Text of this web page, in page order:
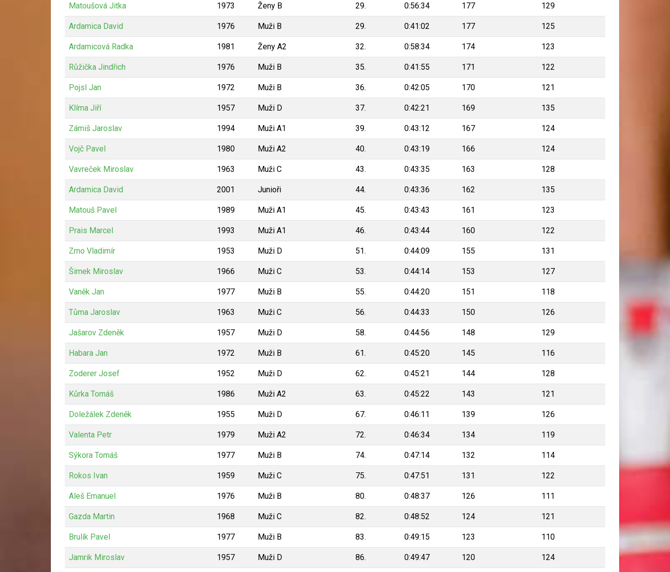
Matoušová Jitka 1973 Ženy B 29. 0:56:34 177 129
Ardamica David 1976 Muži B 29. 0:41:02 177 125
Ardamicová Radka 1981 Ženy A2 32. 0:58:34 174 123
Růžička Jindřich 1976 Muži B 35. 0:41:55 171 122
Pojsl Jan 1972 Muži B 36. 0:42:05 170 121
Klíma Jiří 1957 Muži D 37. 0:42:21 169 135
Zámiš Jaroslav 1994 Muži A1 39. 0:43:12 167 124
Vojč Pavel 1980 Muži A2 40. 0:43:19 166 124
Vavreček Miroslav 1963 Muži C 43. 0:43:35 163 128
Ardamica David 2001 Junioři 44. 0:43:36 162 135
Matouš Pavel 1989 Muži A1 45. 0:43:43 161 123
Prais Marcel 1993 Muži A1 46. 0:43:44 160 122
Zrno Vladimír 1953 Muži D 51. 0:44:09 155 131
Šimek Miroslav 1966 Muži C 53. 0:44:14 153 127
Vaněk Jan 1977 Muži B 55. 0:44:20 151 118
Tůma Jaroslav 1963 Muži C 56. 0:44:33 150 126
Jašarov Zdeněk 1957 Muži D 58. 0:44:56 148 129
Habara Jan 1972 Muži B 61. 0:45:20 145 116
Zoderer Josef 1952 Muži D 62. 0:45:21 144 128
Kůrka Tomáš 1986 Muži A2 63. 0:45:22 143 121
Doležálek Zdeněk 1955 Muži D 67. 0:46:11 139 126
Valenta Petr 1979 Muži A2 72. 0:46:34 134 119
Sýkora Tomáš 1977 Muži B 74. 0:47:14 132 114
Rokos Ivan 1959 Muži C 75. 0:47:51 131 122
Aleš Emanuel 1976 Muži B 80. 0:48:37 126 111
Gazda Martin 1968 Muži C 82. 0:48:52 124 121
Brulík Pavel 1977 Muži B 83. 0:49:15 123 110
Jamrik Miroslav 1957 Muži D 86. 0:49:47 120 124